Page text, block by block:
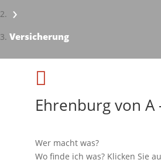
›
Versicherung
Impressionen - Mareike Kranz

Ehrenburg von A
Wer macht was?
Wo finde ich was? Klicken Sie